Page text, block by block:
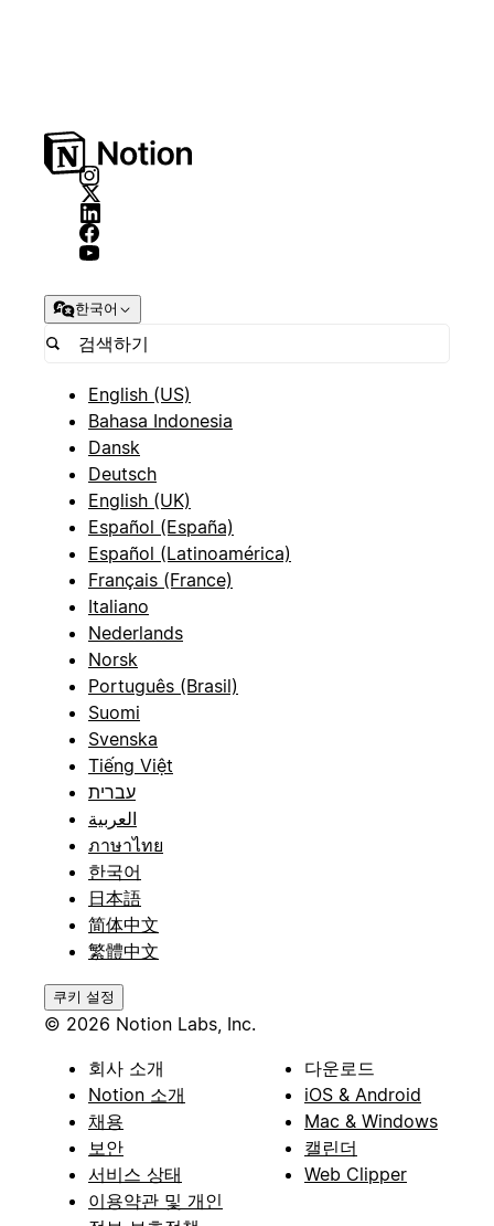
한국어
English (US)
Bahasa Indonesia
Dansk
Deutsch
English (UK)
Español (España)
Español (Latinoamérica)
Français (France)
Italiano
Nederlands
Norsk
Português (Brasil)
Suomi
Svenska
Tiếng Việt
עברית
العربية
ภาษาไทย
한국어
日本語
简体中文
繁體中文
쿠키 설정
© 2026 Notion Labs, Inc.
회사 소개
Notion 소개
채용
보안
서비스 상태
이용약관 및 개인
다운로드
iOS & Android
Mac & Windows
캘린더
Web Clipper